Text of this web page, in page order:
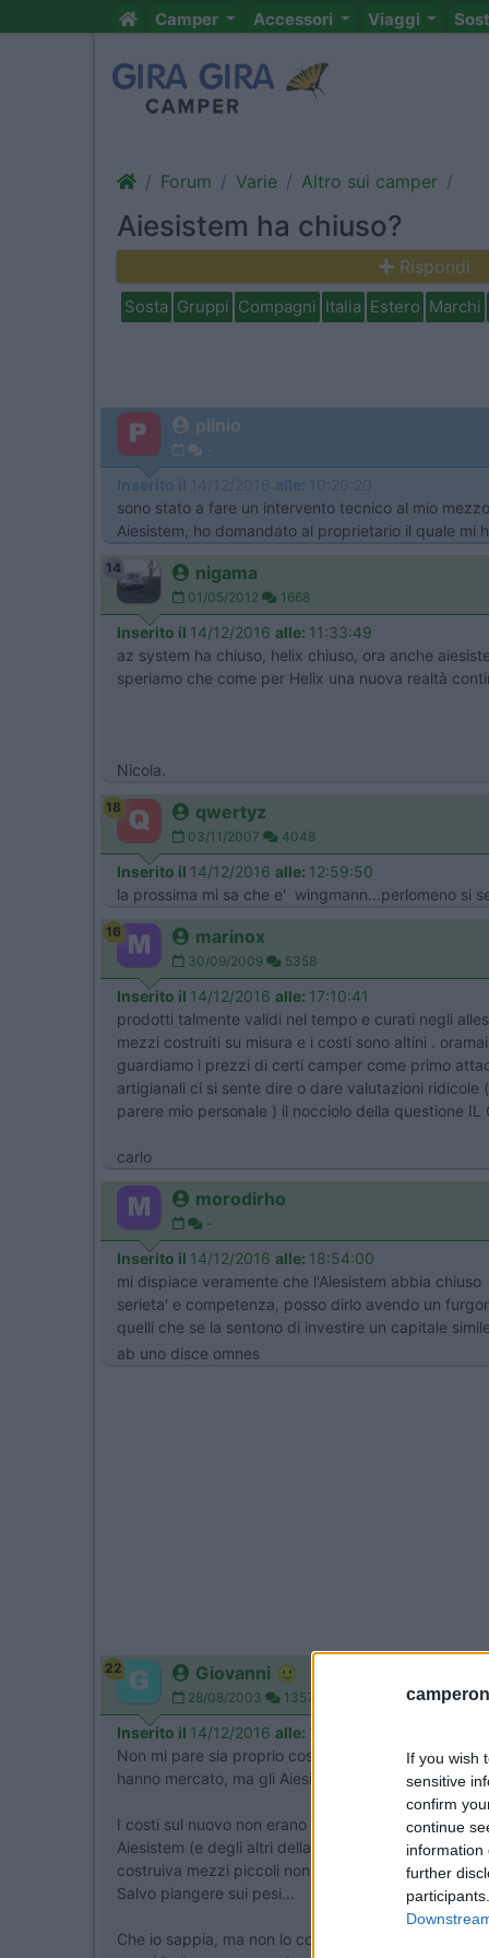
If you wish
sensitive
confirm
continue
information
further
Camper Accessori Viaggi
Forum Varie Altro sui camper
Aiesistem ha chiuso?
Rispondi
Sosta Gruppi Compagni Italia Estero Marchi
plinio
Inserito il 14/12/2016 alle: 10:20:20
sono stato a fare un intervento tecnico al mio
Aiesistem, ho domandato al proprietario il quale
14 nigama
01/05/2012 1668
Inserito il 14/12/2016 alle: 11:33:49
az system ha chiuso, helix chiuso, ora anche
speriamo che come per Helix una nuova realtà
Nicola.
18 qwertyz
03/11/2007 4048
Inserito il 14/12/2016 alle: 12:59:50
la prossima mi sa che e' wingmann...perlomeno si
16 marinox
30/09/2009 5358
Inserito il 14/12/2016 alle: 17:10:41
prodotti talmente validi nel tempo e curati negli
mezzi costruiti su misura e i costi sono altini .
guardiamo i prezzi di certi camper come primo
artigianali ci si sente dire o dare valutazioni
parere mio personale ) il nocciolo della questione IL
carlo
morodirho
-
Inserito il 14/12/2016 alle: 18:54:00
mi dispiace veramente che l'Aiesistem abbia
serieta' e competenza, posso dirlo avendo un
quelli che se la sentono di investire un capitale
ab uno disce omnes
22 Giovanni
28/08/2003 13571
Inserito il 14/12/2016 alle: 19:01:22
Non mi pare sia proprio così. I mezzi Aiesistem, di
hanno mercato, ma gli Aiesistem (come gli altri
I costi sul nuovo non erano così diversi dagli altri
Aiesistem (e degli altri della stessa tipologia) non
costruiva mezzi piccoli non ha avuto più mercato;
Salvo piangere sui pesi...
Che io sappia, ma non lo confermo perché ne so